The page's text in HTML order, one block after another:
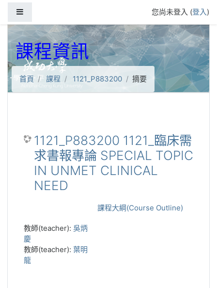
您尚未登入 (登入)
課程資訊
首頁 課程 1121_P883200 摘要
1121_P883200 1121_臨床需
求書報專論 SPECIAL TOPIC
IN UNMET CLINICAL
NEED
課程大綱(Course Outline)
教師(teacher): 吳炳
慶
教師(teacher): 葉明
龍